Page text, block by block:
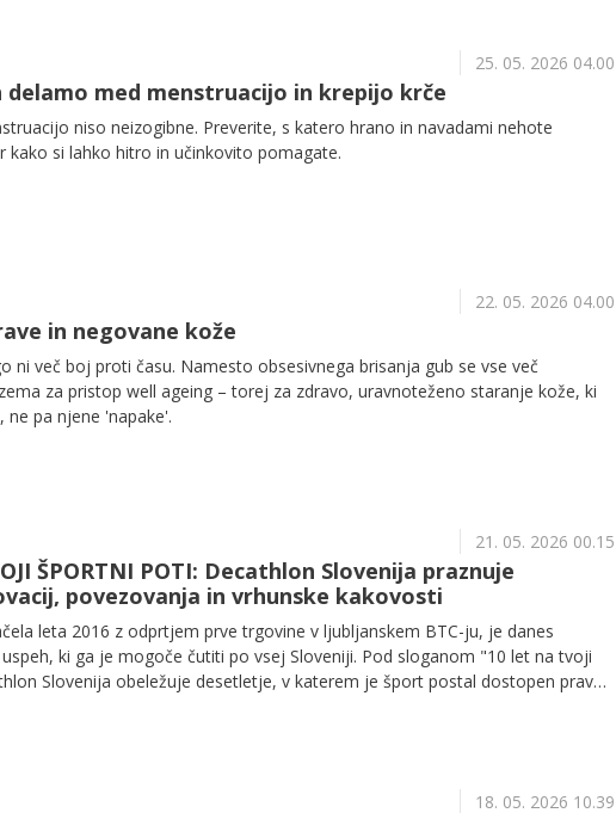
25. 05. 2026 04.00
delamo med menstruacijo in krepijo krče
niso neizogibne. Preverite, s katero hrano in navadami nehote
kako si lahko hitro in učinkovito pomagate.
22. 05. 2026 04.00
in negovane kože
ni več boj proti času. Namesto obsesivnega brisanja gub se vse več
za pristop well ageing – torej za zdravo, uravnoteženo staranje kože, ki
pa njene 'napake'.
21. 05. 2026 00.15
ŠPORTNI POTI: Decathlon Slovenija praznuje
povezovanja in vrhunske kakovosti
leta 2016 z odprtjem prve trgovine v ljubljanskem BTC-ju, je danes
ki ga je mogoče čutiti po vsej Sloveniji. Pod sloganom "10 let na tvoji
Slovenija obeležuje desetletje, v katerem je šport postal dostopen prav
18. 05. 2026 10.39